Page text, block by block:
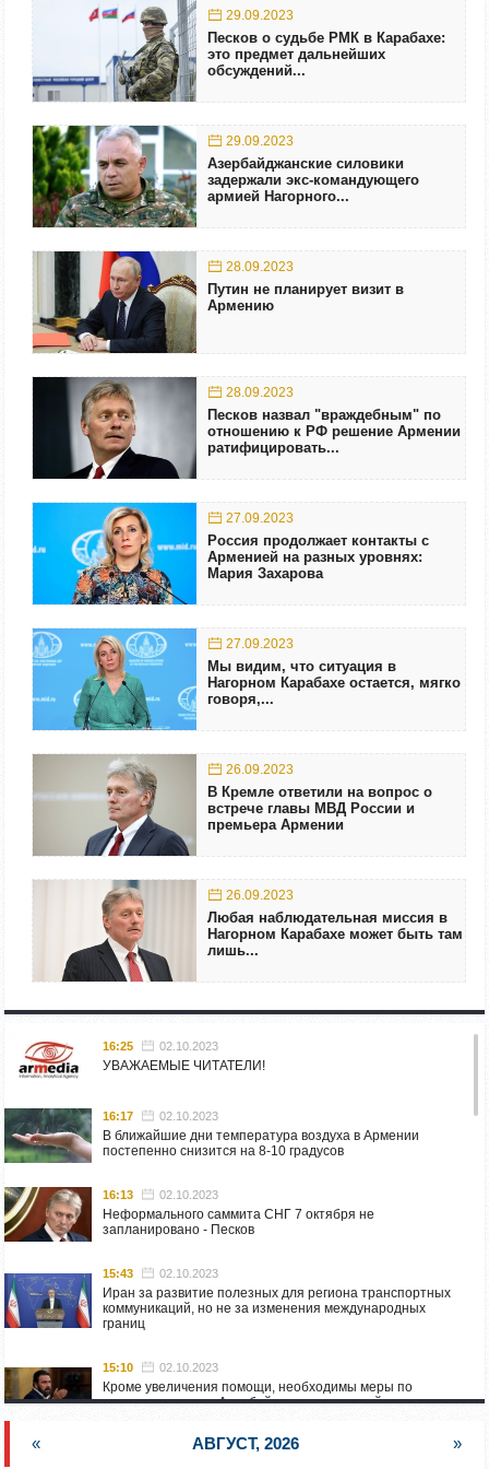
29.09.2023
Песков о судьбе РМК в Карабахе:
это предмет дальнейших
обсуждений...
29.09.2023
Азербайджанские силовики
задержали экс-командующего
армией Нагорного...
28.09.2023
Путин не планирует визит в
Армению
28.09.2023
Песков назвал "враждебным" по
отношению к РФ решение Армении
ратифицировать...
27.09.2023
Россия продолжает контакты с
Арменией на разных уровнях:
Мария Захарова
27.09.2023
Мы видим, что ситуация в
Нагорном Карабахе остается, мягко
говоря,...
26.09.2023
В Кремле ответили на вопрос о
встрече главы МВД России и
премьера Армении
26.09.2023
Любая наблюдательная миссия в
Нагорном Карабахе может быть там
лишь...
16:25 02.10.2023
УВАЖАЕМЫЕ ЧИТАТЕЛИ!
16:17 02.10.2023
В ближайшие дни температура воздуха в Армении
постепенно снизится на 8-10 градусов
16:13 02.10.2023
Неформального саммита СНГ 7 октября не
запланировано - Песков
15:43 02.10.2023
Иран за развитие полезных для региона транспортных
коммуникаций, но не за изменения международных
границ
15:10 02.10.2023
Кроме увеличения помощи, необходимы меры по
пресечению угроз Азербайджана: испанский депутат
« АВГУСТ, 2026 »